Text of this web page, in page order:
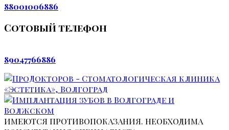
88001006886
Сотовый телефон
89047766886
ИМЕЮТСЯ ПРОТИВОПОКАЗАНИЯ. НЕОБХОДИМА